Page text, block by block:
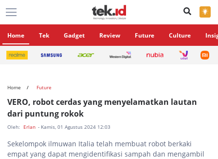
×
Home Tek Gadget Review Future Culture
Home Future
VERO, robot cerdas yang menyelamatkan lautan
dari puntung rokok
Oleh: Erlan - Kamis, 01 Agustus 2024 12:03
Sekelompok ilmuwan Italia telah membuat robot berkaki
empat yang dapat mengidentifikasi sampah dan mengambil